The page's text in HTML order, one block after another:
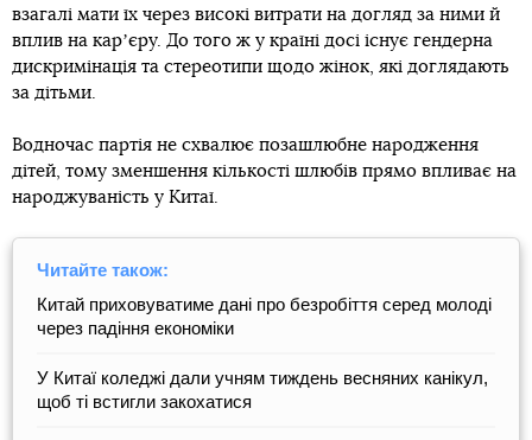
взагалі мати їх через високі витрати на догляд за ними й
вплив на карʼєру. До того ж у країні досі існує гендерна
дискримінація та стереотипи щодо жінок, які доглядають
за дітьми.
Водночас партія не схвалює позашлюбне народження
дітей, тому зменшення кількості шлюбів прямо впливає на
народжуваність у Китаї.
Читайте також:
Китай приховуватиме дані про безробіття серед молоді
через падіння економіки
У Китаї коледжі дали учням тиждень весняних канікул,
щоб ті встигли закохатися